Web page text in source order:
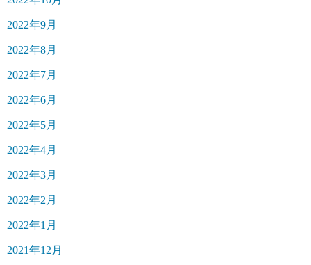
2022年9月
2022年8月
2022年7月
2022年6月
2022年5月
2022年4月
2022年3月
2022年2月
2022年1月
2021年12月